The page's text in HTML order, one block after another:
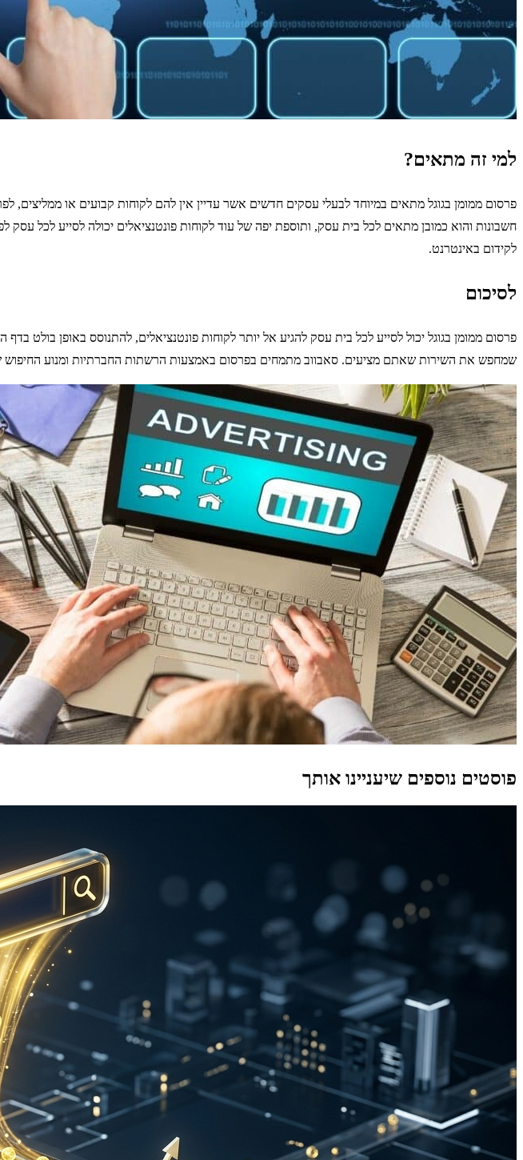
למי זה מתאים?
פרסום ממומן בגוגל מתאים במיוחד לבעלי עסקים חדשים אשר עדיין אין להם לקוחות קבועים או
חשבונות והוא כמובן מתאים לכל בית עסק, ותוספת יפה של עוד לקוחות פונטנציאלים יכולה לסייע לכל
לקידום באינטרנט.
לסיכום
פרסום ממומן בגוגל יכול לסייע לכל בית עסק להגיע אל יותר לקוחות פונטנציאלים, להתנוסס באופן בולט
שמחפש את השירות שאתם מציעים. סאבווב מתמחים בפרסום באמצעות הרשתות החברתיות ומנוע החיפוש
פוסטים נוספים שיעניינו אותך